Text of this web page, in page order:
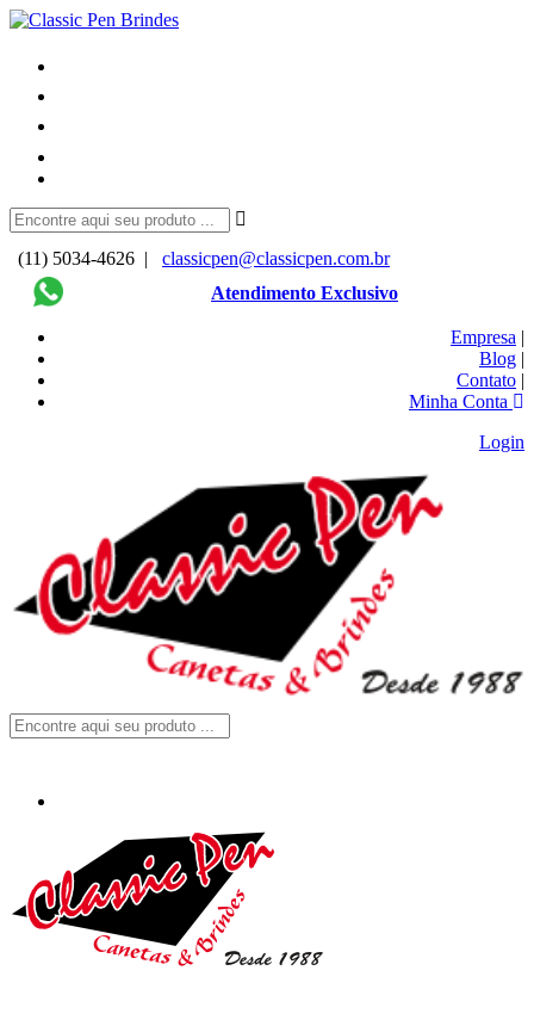
(11) 5034-4626 |
classicpen@classicpen.com.br
Atendimento Exclusivo
Empresa |
Blog |
Contato |
Minha Conta
Login